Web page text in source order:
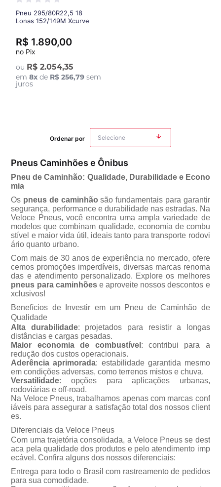
Pneu 295/80R22,5 18
Lonas 152/149M Xcurve
(250 mm) e sulcos mais
profundos (17mm)
ou R$ 2.054,35
em8x de R$ 256,79 sem
juros
R$ 1.890,00
no Pix
Ordenar por
Pneus Caminhões e Ônibus
Pneu de Caminhão: Qualidade, Durabilidade e Econo
mia
Os pneus de caminhão são fundamentais para garantir
segurança, performance e durabilidade nas estradas. Na
Veloce Pneus, você encontra uma ampla variedade de
modelos que combinam qualidade, economia de combu
stível e maior vida útil, ideais tanto para transporte rodovi
rio quanto urbano.
Com mais de 30 anos de experiência no mercado, ofere
cemos promoções imperdíveis, diversas marcas renoma
das e atendimento personalizado. Explore os melhores
pneus para caminhõese aproveite nossos descontos e
xclusivos!
Benefícios de Investir em um Pneu de Caminhão de
Qualidade
Alta durabilidade: projetados para resistir a longas
distâncias e cargas pesadas.
Maior economia de combustível : contribui para a
redução dos custos operacionais.
Aderência aprimorada: estabilidade garantida mesmo
em condições adversas, como terrenos mistos e chuva.
Versatilidade: opções para aplicações urbanas,
rodoviárias e off-road.
Na Veloce Pneus, trabalhamos apenas com marcas conf
iáveis para assegurar a satisfação total dos nossos client
es.
Diferenciais da Veloce Pneus
Com uma trajetória consolidada, a Veloce Pneus se dest
aca pela qualidade dos produtos e pelo atendimento imp
ecável. Confira alguns dos nossos diferenciais:
Entrega para todo o Brasil com rastreamento de pedidos
para sua comodidade.